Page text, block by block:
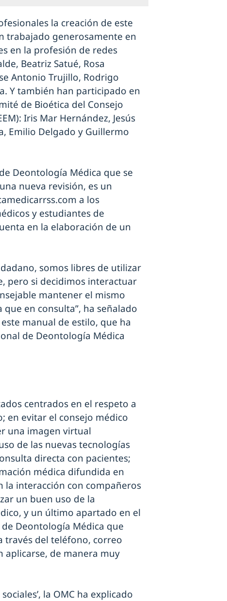
la creación de este
trabajado generosamente en
en la profesión de redes
Beatriz Satué, Rosa
Antonio Trujillo, Rodrigo
Y también han participado en
de Bioética del Consejo
Iris Mar Hernández, Jesús
Emilio Delgado y Guillermo
Deontología Médica que se
nueva revisión, es un
a los
y estudiantes de
en la elaboración de un
somos libres de utilizar
pero si decidimos interactuar
mantener el mismo
en consulta”, ha señalado
manual de estilo, que ha
de Deontología Médica
centrados en el respeto a
en evitar el consejo médico
una imagen virtual
de las nuevas tecnologías
directa con pacientes;
médica difundida en
la interacción con compañeros
un buen uso de la
y un último apartado en el
Deontología Médica que
través del teléfono, correo
aplicarse, de manera muy
la OMC ha explicado